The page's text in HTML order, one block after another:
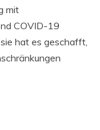
mit
COVID-19
hat es geschafft,